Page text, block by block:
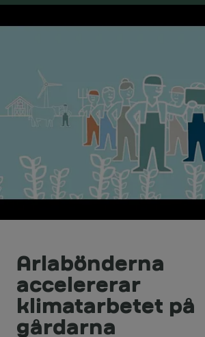
Arlabönderna
accelererar
klimatarbetet på
gårdarna